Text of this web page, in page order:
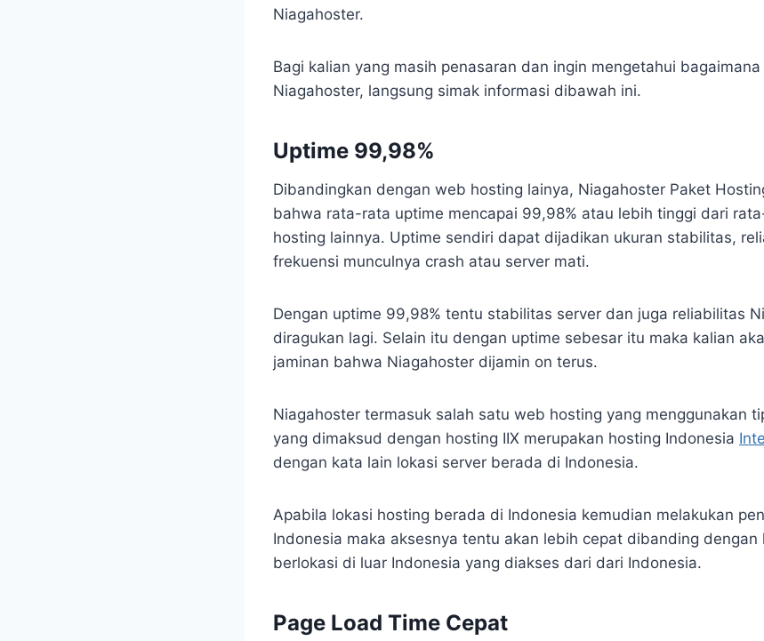
Niagahoster.
Bagi kalian yang masih penasaran dan ingin mengetahui
Niagahoster, langsung simak informasi dibawah ini.
Uptime 99,98%
Dibandingkan dengan web hosting lainya, Niagahoster Paket
bahwa rata-rata uptime mencapai 99,98% atau lebih tinggi dari
hosting lainnya. Uptime sendiri dapat dijadikan ukuran stabilitas,
frekuensi munculnya crash atau server mati.
Dengan uptime 99,98% tentu stabilitas server dan juga reliabilitas
diragukan lagi. Selain itu dengan uptime sebesar itu maka kalian
jaminan bahwa Niagahoster dijamin on terus.
Niagahoster termasuk salah satu web hosting yang menggunakan
yang dimaksud dengan hosting IIX merupakan hosting Indonesia
dengan kata lain lokasi server berada di Indonesia.
Apabila lokasi hosting berada di Indonesia kemudian melakukan
Indonesia maka aksesnya tentu akan lebih cepat dibanding dengan
berlokasi di luar Indonesia yang diakses dari dari Indonesia.
Page Load Time Cepat